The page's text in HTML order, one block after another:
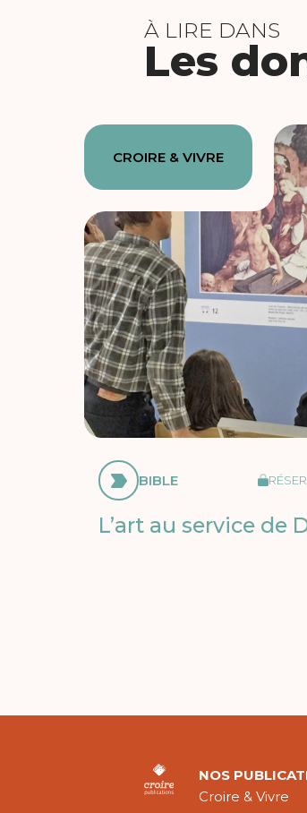
À LIRE DANS
Les
CROIRE & VIVRE
BIBLE
L’art au service de
NOS
Croire & Vivre